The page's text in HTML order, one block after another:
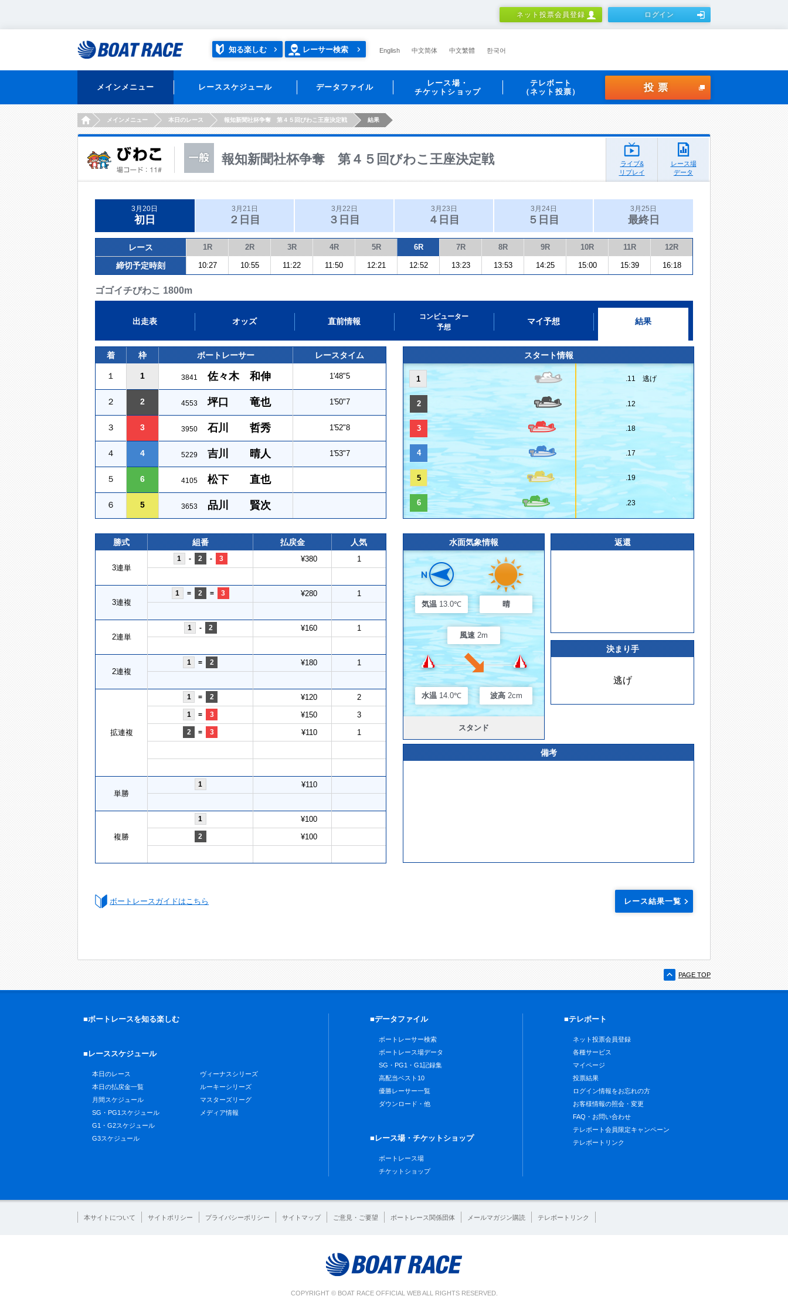
ネット投票会員登録 ログイン
知る楽しむ レーサー検索 English 中文简体 中文繁體 한국어
メインメニュー レーススケジュール データファイル
レース場・
チケットショップ
テレボート
（ネット投票）
投票
HOMEメインメニュー 本日のレース 報知新聞社杯争奪 第４５回びわこ王座決定戦 結果
報知新聞社杯争奪 第４５回びわこ王座決定戦
ライブ&
リプレイ
レース場
データ
3月20日
初日
3月21日
２日目
3月22日
３日目
3月23日
４日目
3月24日
５日目
3月25日
最終日
レース 1R 2R 3R 4R 5R 6R 7R 8R 9R 10R 11R 12R
締切予定時刻 10:27 10:55 11:22 11:50 12:21 12:52 13:23 13:53 14:25 15:00 15:39 16:18
ゴゴイチびわこ 1800m
出走表 オッズ 直前情報
コンピューター
予想
マイ予想 結果
着 枠 ボートレーサー レースタイム
１ 1 3841 佐々木 和伸 1'48"5
２ 2 4553 坪口 竜也 1'50"7
３ 3 3950 石川 哲秀 1'52"8
４ 4 5229 吉川 晴人 1'53"7
５ 6 4105 松下 直也
６ 5 3653 品川 賢次
スタート情報
1 .11 逃げ
2 .12
3 .18
4 .17
5 .19
6 .23
勝式 組番 払戻金 人気
3連単
1 - 2 - 3 ¥380 1
3連複
1 = 2 = 3 ¥280 1
2連単
1 - 2 ¥160 1
2連複
1 = 2 ¥180 1
拡連複
1 = 2 ¥120 2
1 = 3 ¥150 3
2 = 3 ¥110 1
単勝
1 ¥110
複勝
1 ¥100
2 ¥100
水面気象情報
気温 13.0℃ 晴
風速 2m
水温 14.0℃ 波高 2cm
スタンド
返還
決まり手
逃げ
備考
ボートレースガイドはこちら レース結果一覧
PAGE TOP
■ボートレースを知る楽しむ
■レーススケジュール
本日のレース
本日の払戻金一覧
月間スケジュール
SG・PG1スケジュール
G1・G2スケジュール
G3スケジュール
ヴィーナスシリーズ
ルーキーシリーズ
マスターズリーグ
メディア情報
■データファイル
ボートレーサー検索
ボートレース場データ
SG・PG1・G1記録集
高配当ベスト10
優勝レーサー一覧
ダウンロード・他
■レース場・チケットショップ
ボートレース場
チケットショップ
■テレボート
ネット投票会員登録
各種サービス
マイページ
投票結果
ログイン情報をお忘れの方
お客様情報の照会・変更
FAQ・お問い合わせ
テレボート会員限定キャンペーン
テレボートリンク
本サイトについて サイトポリシー プライバシーポリシー サイトマップ ご意見・ご要望 ボートレース関係団体 メールマガジン購読 テレボートリンク
COPYRIGHT © BOAT RACE OFFICIAL WEB ALL RIGHTS RESERVED.